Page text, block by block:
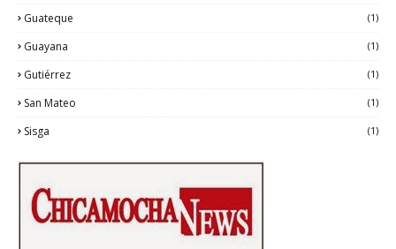
Guateque (1)
Guayana (1)
Gutiérrez (1)
San Mateo (1)
Sisga (1)